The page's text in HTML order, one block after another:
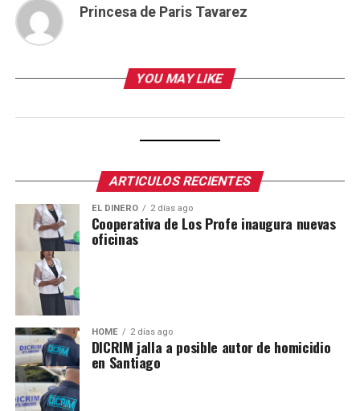
Princesa de Paris Tavarez
YOU MAY LIKE
ARTICULOS RECIENTES
EL DINERO 2 días ago
Cooperativa de Los Profe inaugura nuevas
oficinas
HOME 2 días ago
DICRIM jalla a posible autor de homicidio
en Santiago